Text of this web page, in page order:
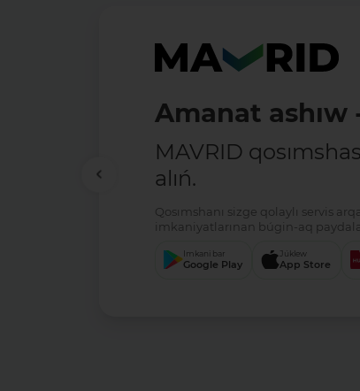
Amanat ashıw
MAVRID
alıń.
Qosımshanı sizge qolaylı servis
imkaniyatlarınan búgin-aq
Imkani bar
Google Play
Júklew
App Store